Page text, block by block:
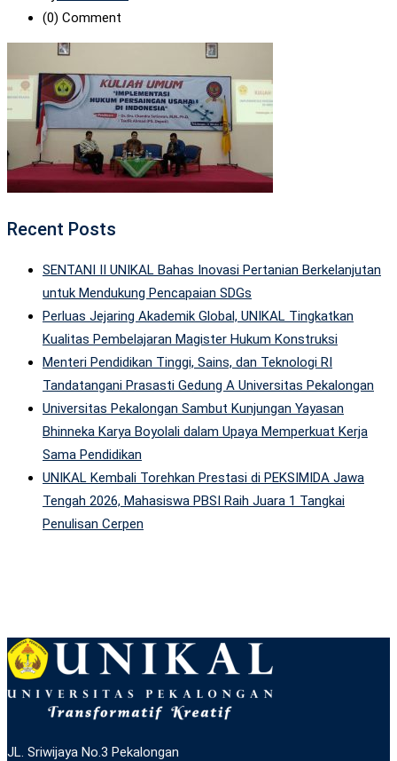
(0) Comment
Recent Posts
SENTANI II UNIKAL Bahas Inovasi Pertanian Berkelanjutan
untuk Mendukung Pencapaian SDGs
Perluas Jejaring Akademik Global, UNIKAL Tingkatkan
Kualitas Pembelajaran Magister Hukum Konstruksi
Menteri Pendidikan Tinggi, Sains, dan Teknologi RI
Tandatangani Prasasti Gedung A Universitas Pekalongan
Universitas Pekalongan Sambut Kunjungan Yayasan
Bhinneka Karya Boyolali dalam Upaya Memperkuat Kerja
Sama Pendidikan
UNIKAL Kembali Torehkan Prestasi di PEKSIMIDA Jawa
Tengah 2026, Mahasiswa PBSI Raih Juara 1 Tangkai
Penulisan Cerpen
JL. Sriwijaya No.3 Pekalongan